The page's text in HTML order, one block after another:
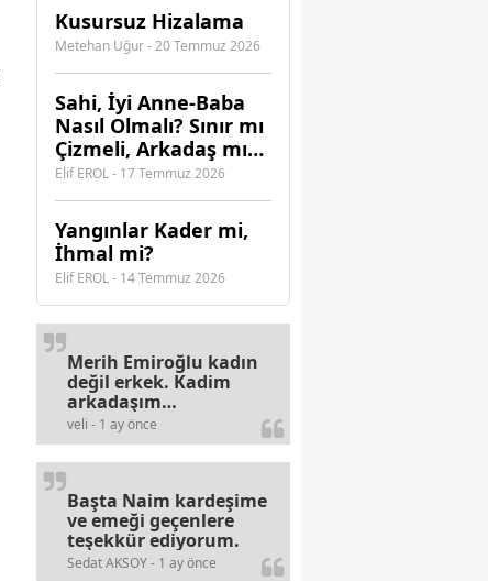
Kusursuz Hizalama
Metehan Uğur - 20 Temmuz 2026
​Sahi, İyi Anne-Baba
Nasıl Olmalı? Sınır mı
Çizmeli, Arkadaş mı
Olmalı?
Elif EROL - 17 Temmuz 2026
Yangınlar Kader mi,
İhmal mi?
Elif EROL - 14 Temmuz 2026
veli - 1 ay önce
Merih Emiroğlu kadın
değil erkek. Kadim
arkadaşım
haberinizdeki hataya
gayb den
gülümsüyordur.
Sedat AKSOY - 1 ay önce
Başta Naim kardeşime
ve emeği geçenlere
teşekkür ediyorum.